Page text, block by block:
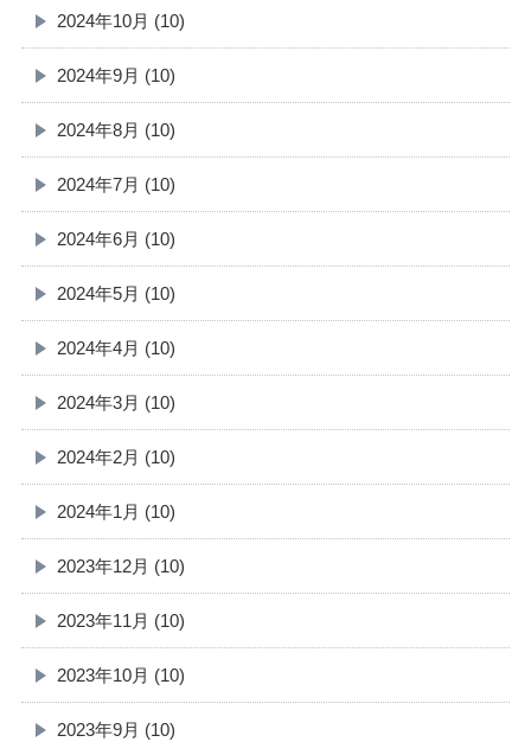
2024年10月 (10)
2024年9月 (10)
2024年8月 (10)
2024年7月 (10)
2024年6月 (10)
2024年5月 (10)
2024年4月 (10)
2024年3月 (10)
2024年2月 (10)
2024年1月 (10)
2023年12月 (10)
2023年11月 (10)
2023年10月 (10)
2023年9月 (10)